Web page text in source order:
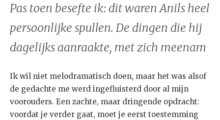
Pas toen besefte ik: dit waren Anils heel
persoonlijke spullen. De dingen die hij
dagelijks aanraakte, met zich meenam
Ik wil niet melodramatisch doen, maar het was alsof
de gedachte me werd ingefluisterd door al mijn
voorouders. Een zachte, maar dringende opdracht:
voordat je verder gaat, moet je eerst toestemming